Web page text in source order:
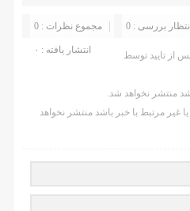
مجموع نظرات : 0 بررسی : 0
انتشار یافته : ۰
از تایید توسط
منتشر نخواهد شد.
غیر مرتبط با خبر باشد منتشر نخواهد